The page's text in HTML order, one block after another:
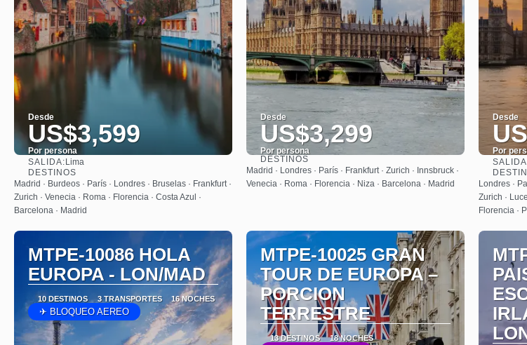
Desde
US$3,599
Por persona
SALIDA: Lima
DESTINOS
Madrid · Burdeos · París · Londres · Bruselas · Frankfurt ·
Zurich · Venecia · Roma · Florencia · Costa Azul ·
Barcelona · Madrid
Desde
US$3,299
Por persona
Ver
DESTINOS
Madrid · Londres · París · Frankfurt · Zurich · Innsbruck ·
Venecia · Roma · Florencia · Niza · Barcelona · Madrid
Desde
Por
Londres ·
Zurich ·
Florencia ·
MTPE-10086 HOLA
EUROPA - LON/MAD
10 DESTINOS 3 TRANSPORTES 16 NOCHES
✈ BLOQUEO AEREO
MTPE-10025 GRAN
TOUR DE EUROPA –
PORCION
TERRESTRE
13 DESTINOS 18 NOCHES